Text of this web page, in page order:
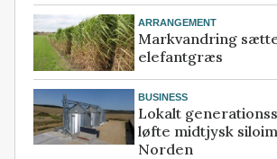
ARRANGEMENT
Markvandring
elefantgræs
BUSINESS
Lokalt
løfte midtjysk
Norden